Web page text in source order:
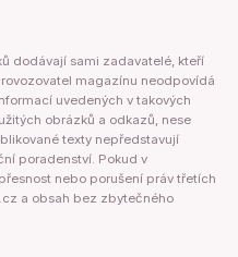
dodávají sami zadavatelé, kteří
magazínu neodpovídá
uvedených v takových
obrázků a odkazů, nese
texty nepředstavují
poradenství. Pokud v
nebo porušení práv třetích
a obsah bez zbytečného